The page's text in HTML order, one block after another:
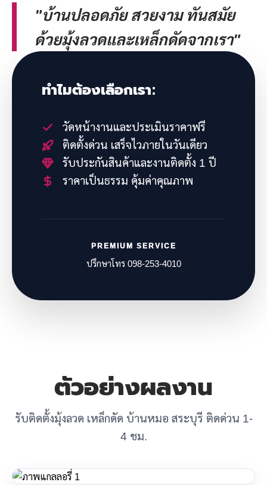
"บ้านปลอดภัย สวยงาม ทันสมัย
ด้วยมุ้งลวดและเหล็กดัดจากเรา"
ทำไมต้องเลือกเรา:
วัดหน้างานและประเมินราคาฟรี
ติดตั้งด่วน เสร็จไวภายในวันเดียว
รับประกันสินค้าและงานติดตั้ง 1 ปี
ราคาเป็นธรรม คุ้มค่าคุณภาพ
PREMIUM SERVICE
ปรึกษาโทร 098-253-4010
ตัวอย่างผลงาน
รับติดตั้งมุ้งลวด เหล็กดัด บ้านหมอ สระบุรี ติดด่วน 1-
4 ชม.